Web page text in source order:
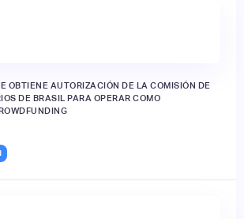
OBTIENE AUTORIZACIÓN DE LA COMISIÓN DE
DE BRASIL PARA OPERAR COMO